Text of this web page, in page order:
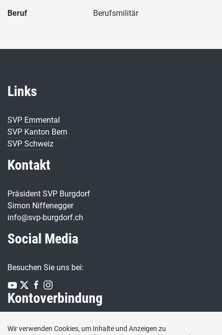
Beruf Berufsmilitär
Links
SVP Emmental
SVP Kanton Bern
SVP Schweiz
Kontakt
Präsident SVP Burgdorf
Simon Niffenegger
info@svp-burgdorf.ch
Social Media
Besuchen Sie uns bei:
Kontoverbindung
Bernerland Bank AG
Wir verwenden Cookies, um Inhalte und Anzeigen zu